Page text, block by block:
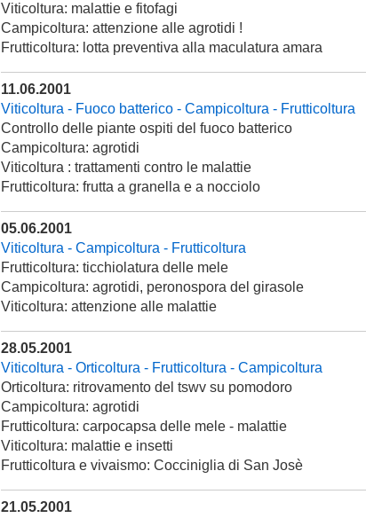
Viticoltura: malattie e fitofagi
Campicoltura: attenzione alle agrotidi !
Frutticoltura: lotta preventiva alla maculatura amara
11.06.2001
Viticoltura - Fuoco batterico - Campicoltura - Frutticoltura
Controllo delle piante ospiti del fuoco batterico
Campicoltura: agrotidi
Viticoltura : trattamenti contro le malattie
Frutticoltura: frutta a granella e a nocciolo
05.06.2001
Viticoltura - Campicoltura - Frutticoltura
Frutticoltura: ticchiolatura delle mele
Campicoltura: agrotidi, peronospora del girasole
Viticoltura: attenzione alle malattie
28.05.2001
Viticoltura - Orticoltura - Frutticoltura - Campicoltura
Orticoltura: ritrovamento del tswv su pomodoro
Campicoltura: agrotidi
Frutticoltura: carpocapsa delle mele - malattie
Viticoltura: malattie e insetti
Frutticoltura e vivaismo: Cocciniglia di San Josè
21.05.2001